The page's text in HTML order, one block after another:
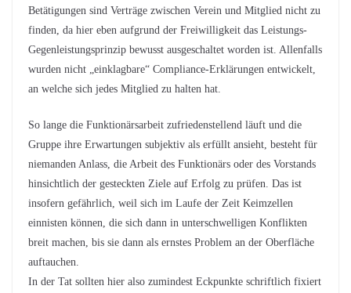
Betätigungen sind Verträge zwischen Verein und Mitglied nicht zu
finden, da hier eben aufgrund der Freiwilligkeit das Leistungs-
Gegenleistungsprinzip bewusst ausgeschaltet worden ist. Allenfalls
wurden nicht „einklagbare“ Compliance-Erklärungen entwickelt,
an welche sich jedes Mitglied zu halten hat.
So lange die Funktionärsarbeit zufriedenstellend läuft und die
Gruppe ihre Erwartungen subjektiv als erfüllt ansieht, besteht für
niemanden Anlass, die Arbeit des Funktionärs oder des Vorstands
hinsichtlich der gesteckten Ziele auf Erfolg zu prüfen. Das ist
insofern gefährlich, weil sich im Laufe der Zeit Keimzellen
einnisten können, die sich dann in unterschwelligen Konflikten
breit machen, bis sie dann als ernstes Problem an der Oberfläche
auftauchen.
In der Tat sollten hier also zumindest Eckpunkte schriftlich fixiert